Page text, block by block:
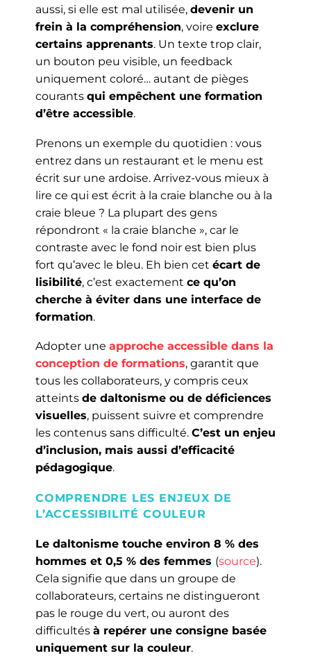
aussi, si elle est mal utilisée, devenir un
frein à la compréhension, voire exclure
certains apprenants. Un texte trop clair,
un bouton peu visible, un feedback
uniquement coloré… autant de pièges
courants qui empêchent une formation
d’être accessible.
Prenons un exemple du quotidien : vous
entrez dans un restaurant et le menu est
écrit sur une ardoise. Arrivez-vous mieux à
lire ce qui est écrit à la craie blanche ou à la
craie bleue ? La plupart des gens
répondront « la craie blanche », car le
contraste avec le fond noir est bien plus
fort qu’avec le bleu. Eh bien cet écart de
lisibilité, c’est exactement ce qu’on
cherche à éviter dans une interface de
formation.
Adopter une approche accessible dans la
conception de formations, garantit que
tous les collaborateurs, y compris ceux
atteints de daltonisme ou de déficiences
visuelles, puissent suivre et comprendre
les contenus sans difficulté. C’est un enjeu
d’inclusion, mais aussi d’efficacité
pédagogique.
COMPRENDRE LES ENJEUX DE
L’ACCESSIBILITÉ COULEUR
Le daltonisme touche environ 8 % des
hommes et 0,5 % des femmes (source).
Cela signifie que dans un groupe de
collaborateurs, certains ne distingueront
pas le rouge du vert, ou auront des
difficultés à repérer une consigne basée
uniquement sur la couleur.